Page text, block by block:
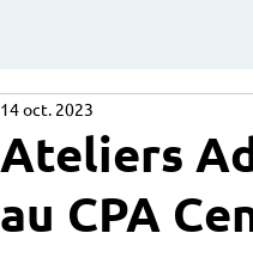
Ateliers
au CPA
14 oct. 2023